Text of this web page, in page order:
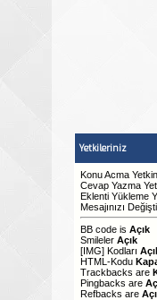
Yetkileriniz
Konu Acma
Cevap Yazma
Eklenti Yükleme
Mesajınızı
BB code is Açık
Smileler Açık
[IMG] Kodları
HTML-Kodu
Trackbacks are
Pingbacks are
Refbacks are